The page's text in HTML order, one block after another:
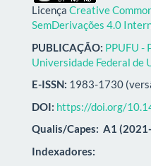
Licença Creative
SemDerivações 4.0
PUBLICAÇÃO: PPUFU -
Universidade Federal de
E-ISSN: 1983-1730
DOI: https://doi.org/
Qualis/Capes: A1
Indexadores: